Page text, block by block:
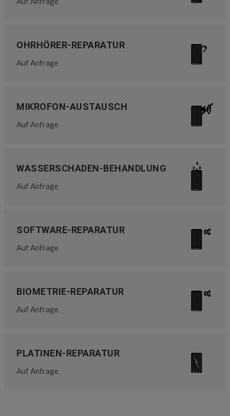
OHRHÖRER-REPARATUR
Auf Anfrage
MIKROFON-AUSTAUSCH
Auf Anfrage
WASSERSCHADEN-BEHANDLUNG
Auf Anfrage
SOFTWARE-REPARATUR
Auf Anfrage
BIOMETRIE-REPARATUR
Auf Anfrage
PLATINEN-REPARATUR
Auf Anfrage